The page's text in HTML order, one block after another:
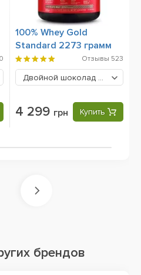
100% Whey Gold
Standard 2273 грамм
Отзывы 523
Двойной шоколад
4299 грн
4 299 грн Купить
брендов